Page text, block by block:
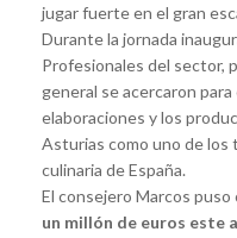
jugar fuerte en el gran
Durante la jornada
Profesionales del sector,
general se acercaron
elaboraciones y los
Asturias como uno de los
culinaria de España.
El consejero Marcos
un millón de euros este